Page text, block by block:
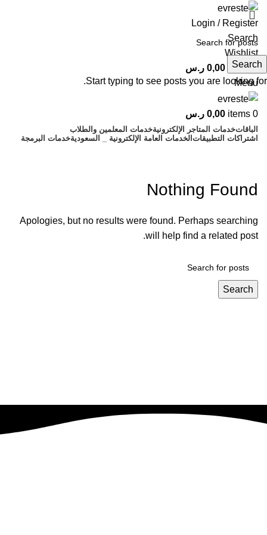
Login / Register
Search
Wishlist
0
items
0,00 ر.س
Menu
0
items
0,00 ر.س
الباقاتخدمات المتاجر الإلكترونيةخدمات المعلمين والطلاب
اشتراكات التطبيقاتالخدمات العامة الإلكترونية _ السعوديةخدمات البرمجة
Nothing Found
Apologies, but no results were found. Perhaps searching
will help find a related post.
Search
Search
Start typing to see posts you are looking for.